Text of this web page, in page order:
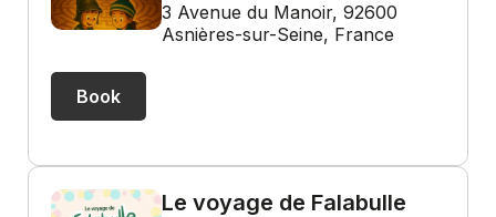
3 Avenue du Manoir, 92600
Asnières-sur-Seine, France
Book
Le voyage de Falabulle